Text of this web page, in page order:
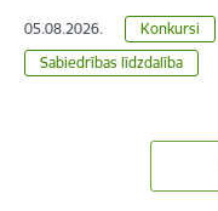
05.08.2026. Konkursi
Sabiedrības līdzdalība